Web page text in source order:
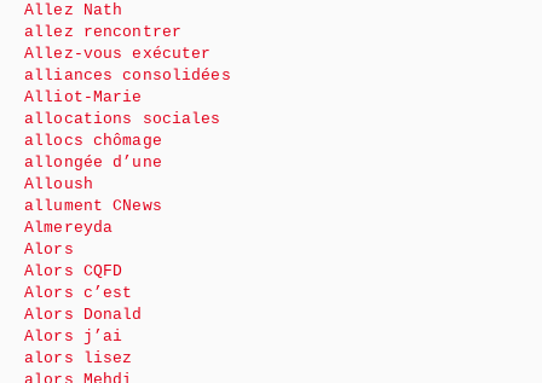
Allez Nath
allez rencontrer
Allez-vous exécuter
alliances consolidées
Alliot-Marie
allocations sociales
allocs chômage
allongée d’une
Alloush
allument CNews
Almereyda
Alors
Alors CQFD
Alors c’est
Alors Donald
Alors j’ai
alors lisez